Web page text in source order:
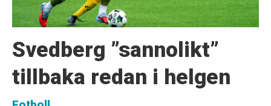
Svedberg ”sannolikt”
tillbaka redan i helgen